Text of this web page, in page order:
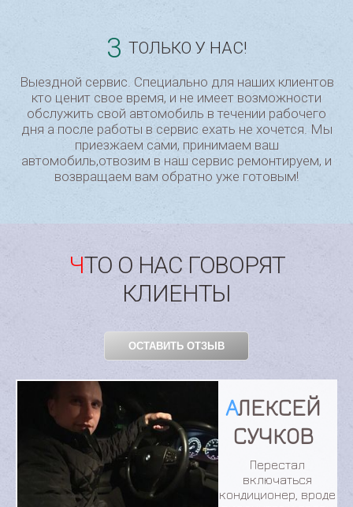
3 ТОЛЬКО У НАС!
Выездной сервис. Специально для наших клиентов
кто ценит свое время, и не имеет возможности
обслужить свой автомобиль в течении рабочего
дня а после работы в сервис ехать не хочется. Мы
приезжаем сами, принимаем ваш
автомобиль,отвозим в наш сервис ремонтируем, и
возвращаем вам обратно уже готовым!
ЧТО О НАС ГОВОРЯТ
КЛИЕНТЫ
ОСТАВИТЬ ОТЗЫВ
ДМИТРИЙ